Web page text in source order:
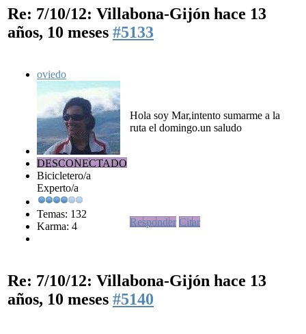
Re: 7/10/12: Villabona-Gijón hace 13
años, 10 meses #5133
oviedo
DESCONECTADO
Bicicletero/a
Experto/a
Temas: 132
Karma: 4
Hola soy Mar,intento sumarme a la
ruta el domingo.un saludo
Responder Citar
Re: 7/10/12: Villabona-Gijón hace 13
años, 10 meses #5140